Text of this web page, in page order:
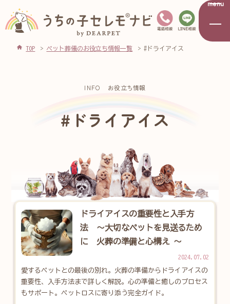
menu
TOP ペット葬儀のお役立ち情報一覧 #ドライアイス
INFO お役立ち情報
#ドライアイス
2024.07.02
ドライアイスの重要性と入手方
法 ～大切なペットを見送るため
に 火葬の準備と心構え ～
愛するペットとの最後の別れ。火葬の準備からドライアイスの
重要性、入手方法まで詳しく解説。心の準備と癒しのプロセス
もサポート。ペットロスに寄り添う完全ガイド。